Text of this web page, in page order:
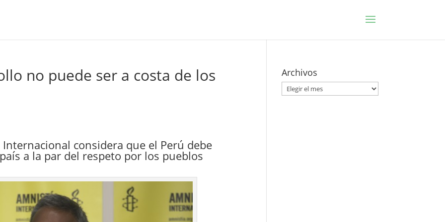
no puede ser a costa de los
considera que el Perú debe
a la par del respeto por los pueblos
Archivos
Archivos